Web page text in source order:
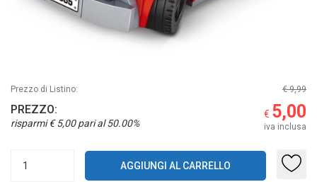
Prezzo di Listino: € 9,99
PREZZO:
risparmi € 5,00 pari al 50.00%
€ 5,00
iva inclusa